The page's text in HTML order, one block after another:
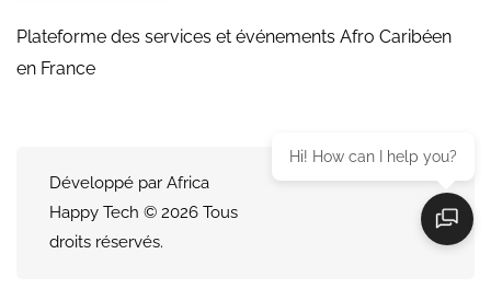
Plateforme des services et événements Afro Caribéen
en France
Développé par Africa
Happy Tech © 2026 Tous
droits réservés.
Hi! How can I help you?